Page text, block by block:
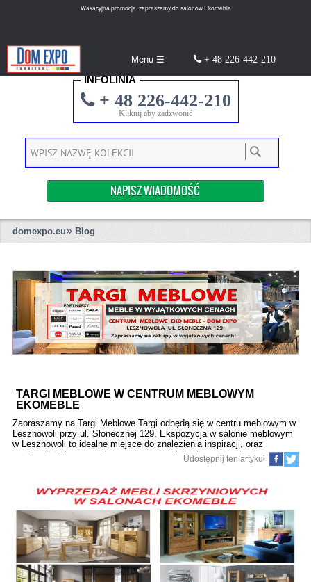
Wakacyjna promocja, zapraszamy do salonów Ekomeble
Menu ☰ + 48 226-442-210
INFOLINIA
+ 48 226-442-210
Kliknij aby zadzwonić
NAPISZ WIADOMOŚĆ
domexpo.eu» Blog
TARGI MEBLOWE W CENTRUM MEBLOWYM
EKOMEBLE
Zapraszamy na Targi Meblowe Targi odbędą się w centru meblowym w
Lesznowoli przy ul. Słonecznej 129. Ekspozycja w salonie meblowym
w Lesznowoli to idealne miejsce do znalezienia inspiracji, oraz
możliwości skorzystania z pomocy specjalistów przy wyborze mebli
pasujących do Twojego wnętrza. Czekają na Państwa atrakcyjne pełne
Udostępnij ten artykuł